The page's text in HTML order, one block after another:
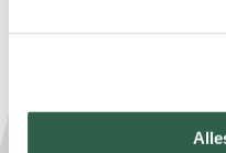
Oproep tot